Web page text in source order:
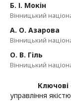
Б. І. Мокін
Вінницький
А. О. Азарова
Вінницький
О. В. Гіль
Вінницький
Ключові
управління